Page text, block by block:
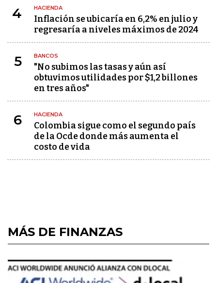
4 HACIENDA
Inflación se ubicaría en 6,2% en julio y
regresaría a niveles máximos de 2024
5 BANCOS
"No subimos las tasas y aún así
obtuvimos utilidades por $1,2 billones
en tres años"
6 HACIENDA
Colombia sigue como el segundo país
de la Ocde donde más aumenta el
costo de vida
MÁS DE FINANZAS